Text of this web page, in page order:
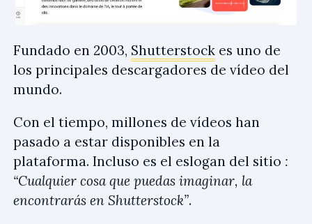
Fundado en 2003, Shutterstock es uno de
los principales descargadores de vídeo del
mundo.
Con el tiempo, millones de vídeos han
pasado a estar disponibles en la
plataforma. Incluso es el eslogan del sitio :
“Cualquier cosa que puedas imaginar, la
encontrarás en Shutterstock”.